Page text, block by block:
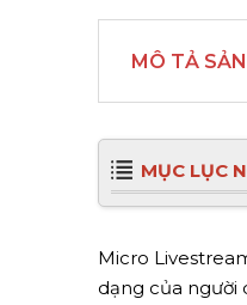
MÔ TẢ
MỤC LỤC
Micro
dạng của người